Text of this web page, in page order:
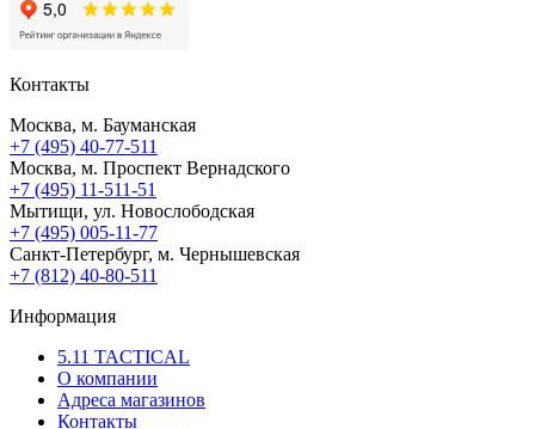
Контакты
Москва, м. Бауманская
+7 (495) 40-77-511
Москва, м. Проспект Вернадского
+7 (495) 11-511-51
Мытищи, ул. Новослободская
+7 (495) 005-11-77
Санкт-Петербург, м. Чернышевская
+7 (812) 40-80-511
Информация
5.11 TACTICAL
О компании
Адреса магазинов
Контакты